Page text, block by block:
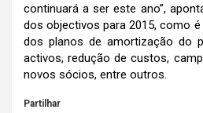
continuará a ser este ano”,
dos objectivos para 2015, como
dos planos de amortização do
activos, redução de custos,
novos sócios, entre outros.
Partilhar